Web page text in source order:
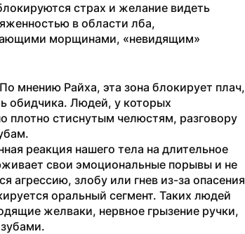
страх и желание видеть
в области лба,
морщинами, «невидящим»
мнению Райха, эта зона блокирует плач,
обидчика. Людей, у которых
плотно стиснутым челюстям, разговору
реакция нашего тела на длительное
свои эмоциональные порывы и не
агрессию, злобу или гнев из-за опасения
оральный сегмент. Таких людей
желваки, нервное грызение ручки,